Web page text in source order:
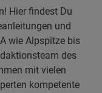
Hier findest Du
und
wie Alpspitze bis
des
mit vielen
kompetente